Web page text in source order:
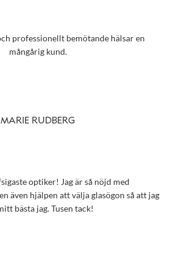
professionellt bemötande hälsar en
mångårig kund.
MARIE RUDBERG
optiker! Jag är så nöjd med
även hjälpen att välja glasögon så att jag
bästa jag. Tusen tack!